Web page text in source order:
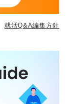
就活Q&A編集方針